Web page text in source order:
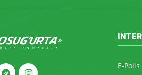
E-Polis